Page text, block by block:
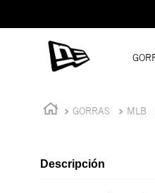
GORRAS MLB
Descripción